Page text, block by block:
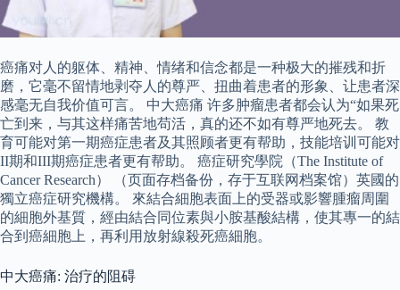
癌痛对人的躯体、精神、情绪和信念都是一种极大的摧残和折
磨，它毫不留情地剥夺人的尊严、扭曲着患者的形象、让患者深
感毫无自我价值可言。 中大癌痛 许多肿瘤患者都会认为“如果死
亡到来，与其这样痛苦地苟活，真的还不如有尊严地死去。 教
育可能对第一期癌症患者及其照顾者更有帮助，技能培训可能对
II期和III期癌症患者更有帮助。 癌症研究學院（The Institute of
Cancer Research） （页面存档备份，存于互联网档案馆）英國的
獨立癌症研究機構。 來結合細胞表面上的受器或影響腫瘤周圍
的細胞外基質，經由結合同位素與小胺基酸結構，使其專一的結
合到癌細胞上，再利用放射線殺死癌細胞。
中大癌痛: 治疗的阻碍